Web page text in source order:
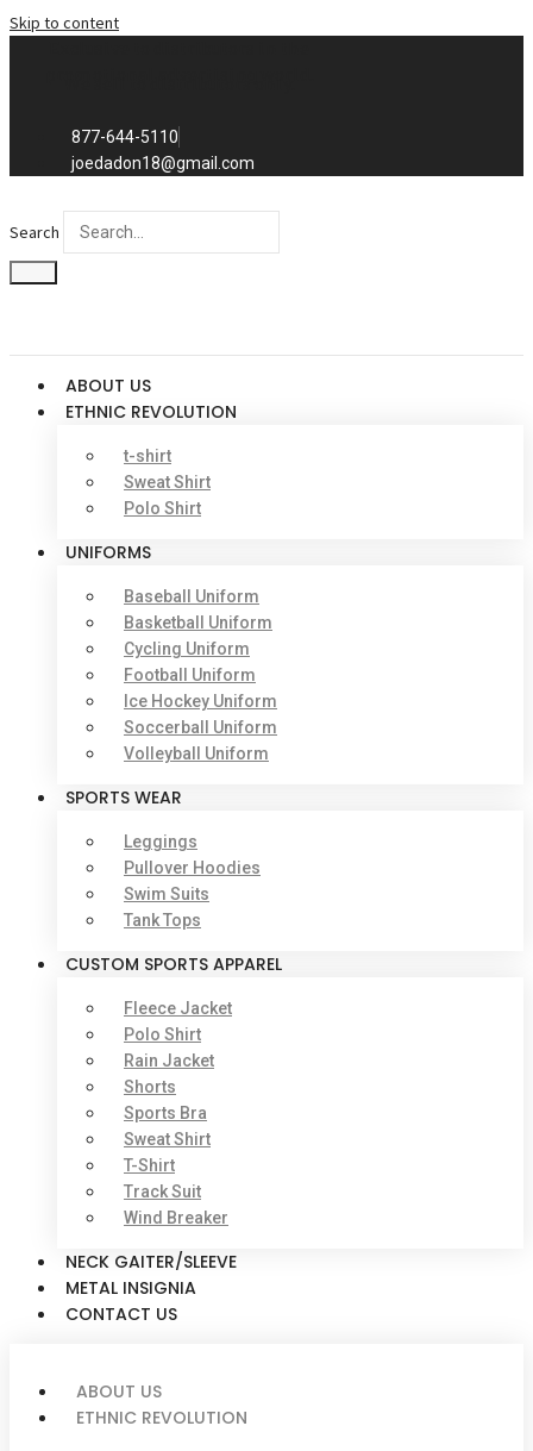
Skip to content
877-644-5110
joedadon18@gmail.com
Search
ABOUT US
ETHNIC REVOLUTION
t-shirt
Sweat Shirt
Polo Shirt
UNIFORMS
Baseball Uniform
Basketball Uniform
Cycling Uniform
Football Uniform
Ice Hockey Uniform
Soccerball Uniform
Volleyball Uniform
SPORTS WEAR
Leggings
Pullover Hoodies
Swim Suits
Tank Tops
CUSTOM SPORTS APPAREL
Fleece Jacket
Polo Shirt
Rain Jacket
Shorts
Sports Bra
Sweat Shirt
T-Shirt
Track Suit
Wind Breaker
NECK GAITER/SLEEVE
METAL INSIGNIA
CONTACT US
ABOUT US
ETHNIC REVOLUTION